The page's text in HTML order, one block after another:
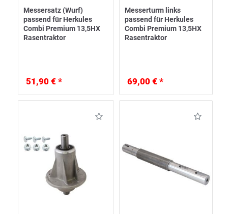
Messersatz (Wurf)
passend für Herkules
Combi Premium 13,5HX
Rasentraktor
51,90 € *
Messerturm links
passend für Herkules
Combi Premium 13,5HX
Rasentraktor
69,00 € *